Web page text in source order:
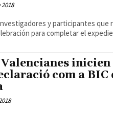
y participantes que
para completar el
Valencianes
com a BIC